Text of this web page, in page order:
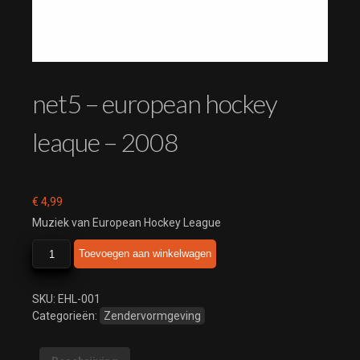
net5 – european hockey
leaque – 2008
€ 4,99
Muziek van European Hockey League
-
hockey
leaque
2008
Toevoegen aan winkelwagen
SKU: EHL-001
Categorieën:
Zendervormgeving